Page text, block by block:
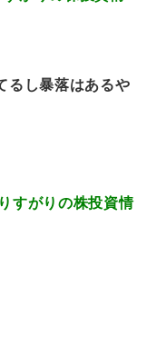
るし暴落はあるや
すがりの株投資情